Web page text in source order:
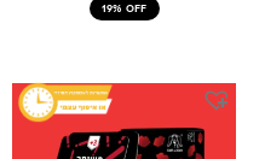
19% OFF
המחיר
היה:
₪ 199.
המחיר
הוא:
₪ 159.